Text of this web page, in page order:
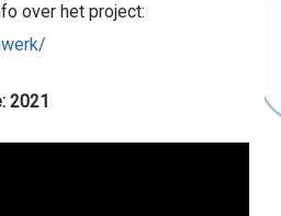
over het project:
2021